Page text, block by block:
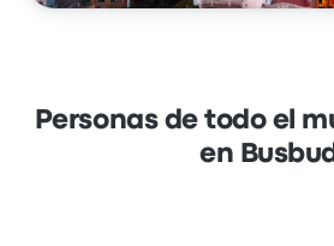
Personas de todo el
en Busbud